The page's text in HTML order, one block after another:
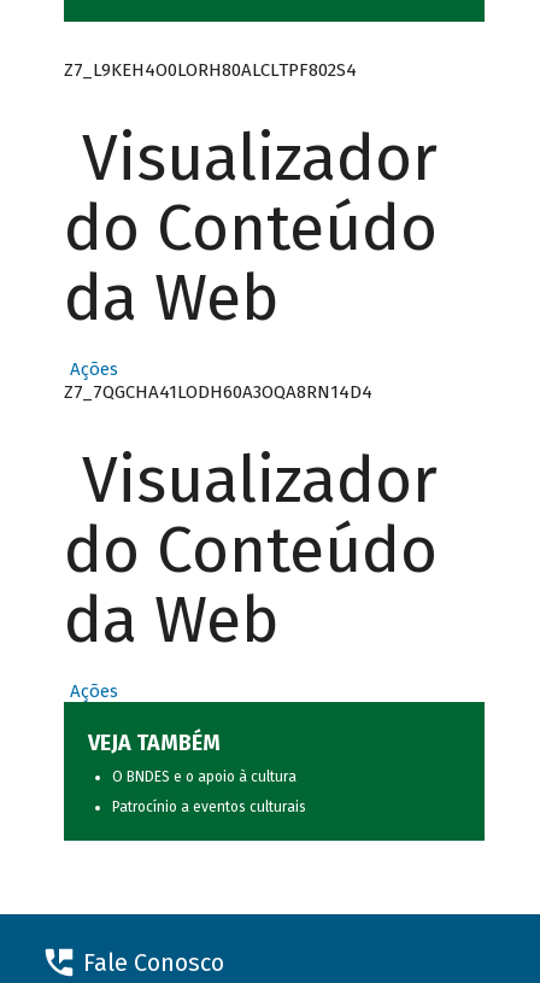
Z7_L9KEH4O0LORH80ALCLTPF802S4
Visualizador
do Conteúdo
da Web
Ações
Z7_7QGCHA41LODH60A3OQA8RN14D4
Visualizador
do Conteúdo
da Web
Ações
VEJA TAMBÉM
O BNDES e o apoio à cultura
Patrocínio a eventos culturais
Fale Conosco